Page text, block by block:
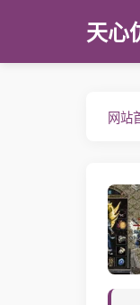
天心
网站